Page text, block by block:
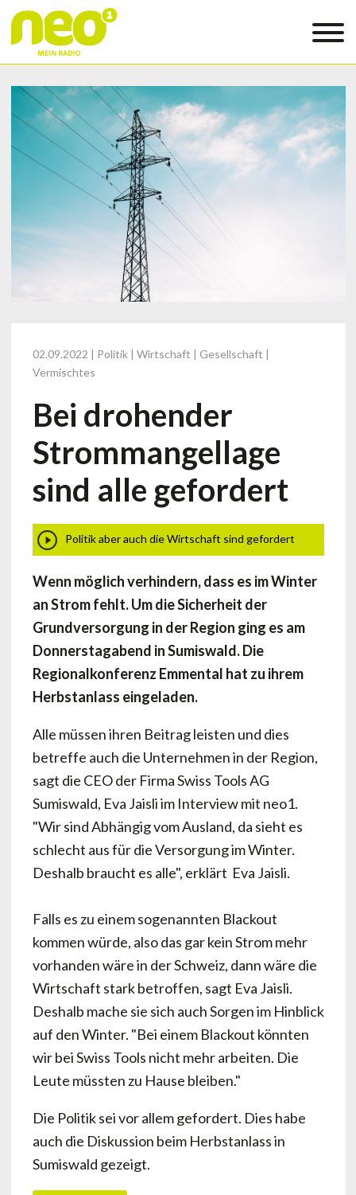
02.09.2022
| Politik | Wirtschaft | Gesellschaft |
Vermischtes
Bei drohender
Strommangellage
sind alle gefordert
Politik aber auch die Wirtschaft sind gefordert
Wenn möglich verhindern, dass es im Winter
an Strom fehlt. Um die Sicherheit der
Grundversorgung in der Region ging es am
Donnerstagabend in Sumiswald. Die
Regionalkonferenz Emmental hat zu ihrem
Herbstanlass eingeladen.
Alle müssen ihren Beitrag leisten und dies
betreffe auch die Unternehmen in der Region,
sagt die CEO der Firma Swiss Tools AG
Sumiswald, Eva Jaisli im Interview mit neo1.
"Wir sind Abhängig vom Ausland, da sieht es
schlecht aus für die Versorgung im Winter.
Deshalb braucht es alle", erklärt Eva Jaisli.
Falls es zu einem sogenannten Blackout
kommen würde, also das gar kein Strom mehr
vorhanden wäre in der Schweiz, dann wäre die
Wirtschaft stark betroffen, sagt Eva Jaisli.
Deshalb mache sie sich auch Sorgen im Hinblick
auf den Winter. "Bei einem Blackout könnten
wir bei Swiss Tools nicht mehr arbeiten. Die
Leute müssten zu Hause bleiben."
Die Politik sei vor allem gefordert. Dies habe
auch die Diskussion beim Herbstanlass in
Sumiswald gezeigt.